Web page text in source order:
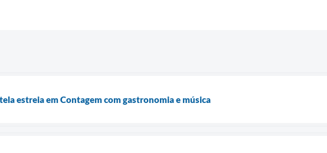
estreia em Contagem com gastronomia e música